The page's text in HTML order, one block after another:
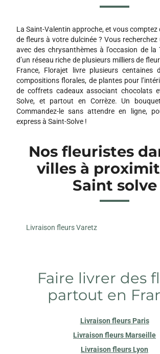
La Saint-Valentin approche, et vous
de fleurs à votre dulcinée ? Vous
avec des chrysanthèmes à l’occasion de la
d’un réseau riche de plusieurs milliers de
France, Florajet livre plusieurs centaines
compositions florales, de plantes pour
de coffrets cadeaux associant chocolats
Solve, et partout en Corrèze. Un
Commandez-le sans attendre en ligne,
express à Saint-Solve !
Nos fleuristes
villes à
Saint solve
Livraison fleurs Varetz
Faire livrer des
partout en
Livraison fleurs Paris
Livraison fleurs Marseille
Livraison fleurs Lyon